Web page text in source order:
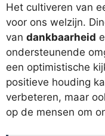
Het cultiveren van
voor ons welzijn.
van dankbaarheid
ondersteunende
een optimistische
positieve houding
verbeteren, maar
op de mensen om